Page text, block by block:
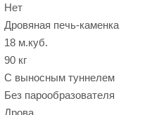
Нет
Дровяная печь-каменка
18 м.куб.
90 кг
С выносным туннелем
Без парообразователя
Дрова